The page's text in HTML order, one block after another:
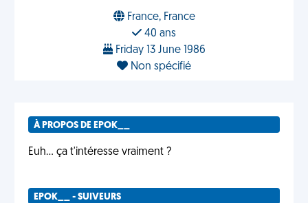
France, France
40 ans
Friday 13 June 1986
Non spécifié
À PROPOS DE EPOK__
Euh... ça t'intéresse vraiment ?
EPOK__ - SUIVEURS